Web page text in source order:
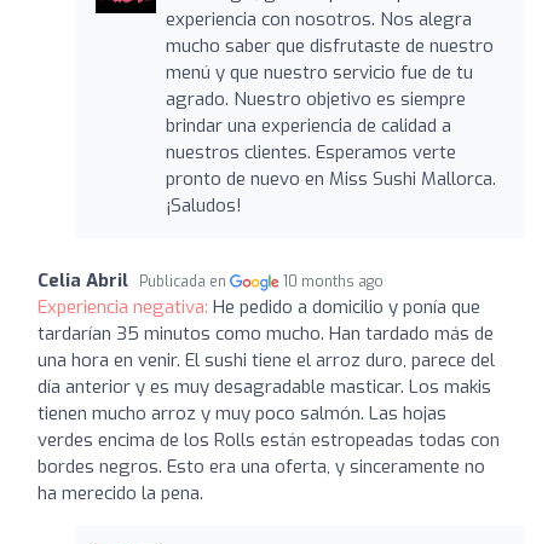
experiencia con nosotros. Nos alegra
mucho saber que disfrutaste de nuestro
menú y que nuestro servicio fue de tu
agrado. Nuestro objetivo es siempre
brindar una experiencia de calidad a
nuestros clientes. Esperamos verte
pronto de nuevo en Miss Sushi Mallorca.
¡Saludos!
Celia Abril Publicada en 10 months ago
Experiencia negativa: He pedido a domicilio y ponía que
tardarían 35 minutos como mucho. Han tardado más de
una hora en venir. El sushi tiene el arroz duro, parece del
día anterior y es muy desagradable masticar. Los makis
tienen mucho arroz y muy poco salmón. Las hojas
verdes encima de los Rolls están estropeadas todas con
bordes negros. Esto era una oferta, y sinceramente no
ha merecido la pena.